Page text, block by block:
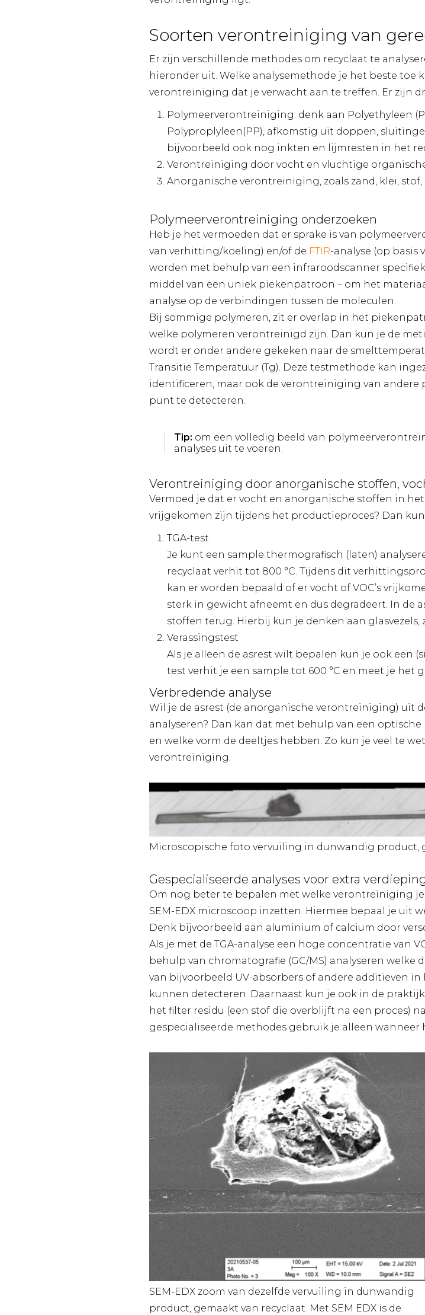
Soorten verontreiniging van
Er zijn verschillende methodes om recyclaat te
hieronder uit. Welke analysemethode je het beste toe
verontreiniging dat je verwacht aan te treffen. Er zijn
Polymeerverontreiniging: denk aan Polyethyleen
Polyproplyleen(PP), afkomstig uit doppen,
bijvoorbeeld ook nog inkten en lijmresten in het
Verontreiniging door vocht en vluchtige
Anorganische verontreiniging, zoals zand, klei,
Polymeerverontreiniging onderzoeken
Heb je het vermoeden dat er sprake is van
van verhitting/koeling) en/of de FTIR-analyse (op basis
worden met behulp van een infraroodscanner
middel van een uniek piekenpatroon – om het
analyse op de verbindingen tussen de moleculen.
Bij sommige polymeren, zit er overlap in het
welke polymeren verontreinigd zijn. Dan kun je de
wordt er onder andere gekeken naar de
Transitie Temperatuur (Tg). Deze testmethode kan
identificeren, maar ook de verontreiniging van andere
punt te detecteren.
Tip: om een volledig beeld van
analyses uit te voeren.
Verontreiniging door anorganische stoffen,
Vermoed je dat er vocht en anorganische stoffen in het
vrijgekomen zijn tijdens het productieproces? Dan
TGA-test
Je kunt een sample thermografisch (laten)
recyclaat verhit tot 800 °C. Tijdens dit
kan er worden bepaald of er vocht of VOC’s
sterk in gewicht afneemt en dus degradeert. In de
stoffen terug. Hierbij kun je denken aan
Verassingstest
Als je alleen de asrest wilt bepalen kun je ook een
test verhit je een sample tot 600 °C en meet je het
Verbredende analyse
Wil je de asrest (de anorganische verontreiniging) uit
analyseren? Dan kan dat met behulp van een
en welke vorm de deeltjes hebben. Zo kun je veel te
verontreiniging.
Microscopische foto vervuiling in dunwandig product,
Gespecialiseerde analyses voor extra
Om nog beter te bepalen met welke verontreiniging
SEM-EDX microscoop inzetten. Hiermee bepaal je uit
Denk bijvoorbeeld aan aluminium of calcium door
Als je met de TGA-analyse een hoge concentratie van
behulp van chromatografie (GC/MS) analyseren
van bijvoorbeeld UV-absorbers of andere additieven
kunnen detecteren. Daarnaast kun je ook in de
het filter residu (een stof die overblijft na een proces)
gespecialiseerde methodes gebruik je alleen
SEM-EDX zoom van dezelfde vervuiling in dunwandig
product, gemaakt van recyclaat. Met SEM EDX is de